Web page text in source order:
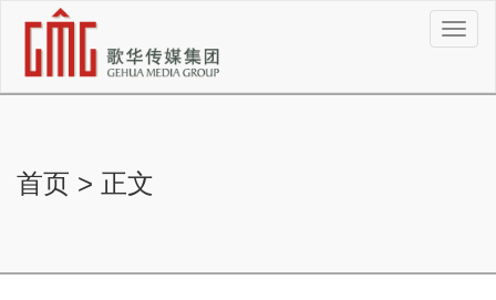
切
换
航
首页 > 正文